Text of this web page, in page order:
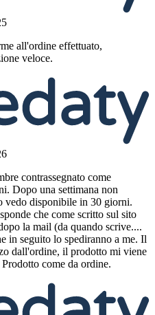
all'ordine effettuato,
veloce.
contrassegnato come
Dopo una settimana non
vedo disponibile in 30 giorni.
che come scritto sul sito
la mail (da quando scrive....
in seguito lo spediranno a me. Il
dall'ordine, il prodotto mi viene
come da ordine.